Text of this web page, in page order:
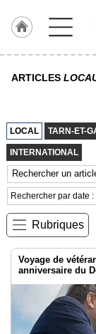
Montech
TvLocale
France
Accueil
RUBRIQUES
Agenda
Vidéos
ARTICLES
LOCAL TARN-ET-
INTERNATIONAL
Rechercher par date :
Rubriques
Voyage de
anniversaire du